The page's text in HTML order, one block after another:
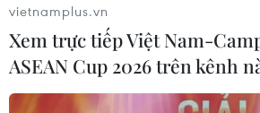
vietnamplus.vn
Xem trực tiếp Việt Nam-
ASEAN Cup 2026 trên kênh